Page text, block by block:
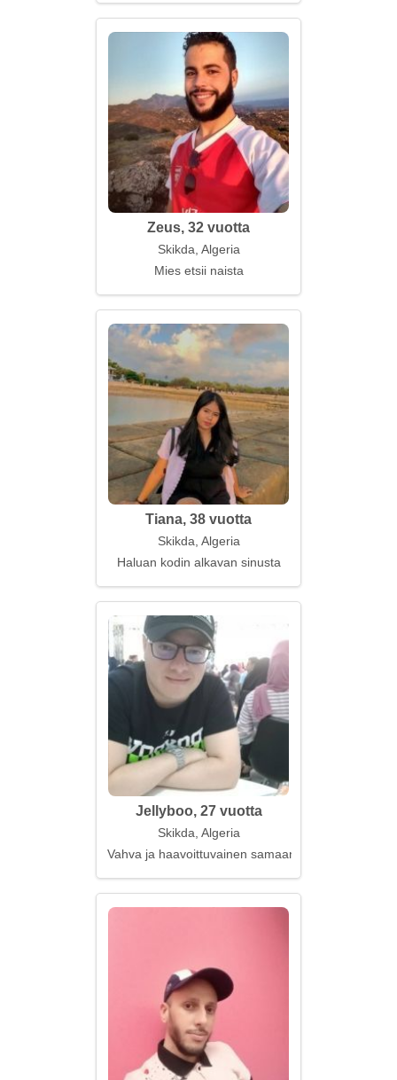
Zeus, 32 vuotta
Skikda, Algeria
Mies etsii naista
Tiana, 38 vuotta
Skikda, Algeria
Haluan kodin alkavan sinusta
Jellyboo, 27 vuotta
Skikda, Algeria
Vahva ja haavoittuvainen samaan aikaan